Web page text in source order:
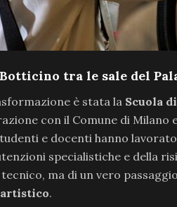
tra le sale del
è stata la Scuola
con il Comune di Milano
e docenti hanno
specialistiche e della
ma di un vero
.